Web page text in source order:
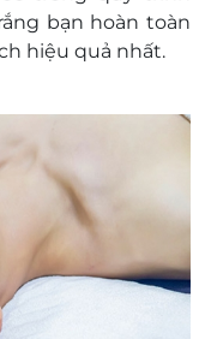
bạn hoàn toàn
hiệu quả nhất.